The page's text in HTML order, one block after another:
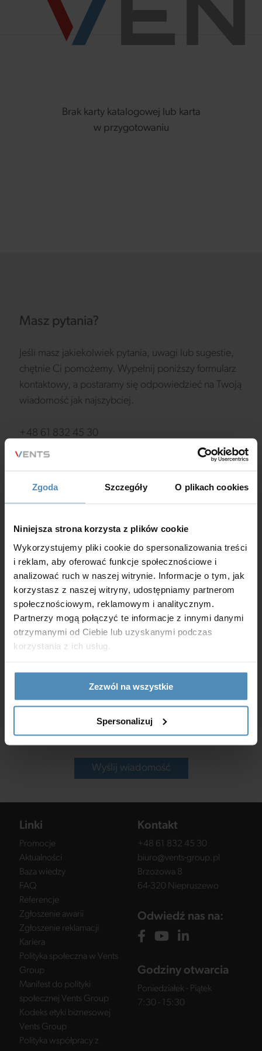
Zgoda Szczegóły O plikach cookies
Niniejsza strona korzysta z plików cookie
Wykorzystujemy pliki cookie do spersonalizowania treści
i reklam, aby oferować funkcje społecznościowe i
analizować ruch w naszej witrynie. Informacje o tym, jak
korzystasz z naszej witryny, udostępniamy partnerom
społecznościowym, reklamowym i analitycznym.
Partnerzy mogą połączyć te informacje z innymi danymi
otrzymanymi od Ciebie lub uzyskanymi podczas
korzystania z ich usług.
Zezwól na wszystkie
Spersonalizuj
Brak karty katalogowej lub karta
w przygotowaniu
Masz pytania?
Jeśli masz jakiekolwiek pytania, uwagi lub sugestie,
chętnie Ci pomożemy. Wypełnij poniższy formularz
kontaktowy, a postaramy się odpowiedzieć na Twoją
wiadomość jak najszybciej.
+48 61 832 45 30
biuro@vents-group.pl
*Wyrażam zgodę na przetwarzanie moich danych osobowych
w celach marketingowych zgodnie zpolityką prywatności.
Wyślij wiadomość
Linki
Promocje
Aktualności
Baza wiedzy
FAQ
Referencje
Zgłoszenie awarii
Zgłoszenie reklamacji
Kariera
Polityka społeczna w Vents
Group
Manifest do polityki
społecznej Vents Group
Kodeks etyki biznesowej
Vents Group
Polityka współpracy z
Kontakt
+48 61 832 45 30
biuro@vents-group.pl
Brzozowa 8
64-320 Niepruszewo
Odwiedź nas na:
Godziny otwarcia
Poniedziałek - Piątek
7:30 - 15:30